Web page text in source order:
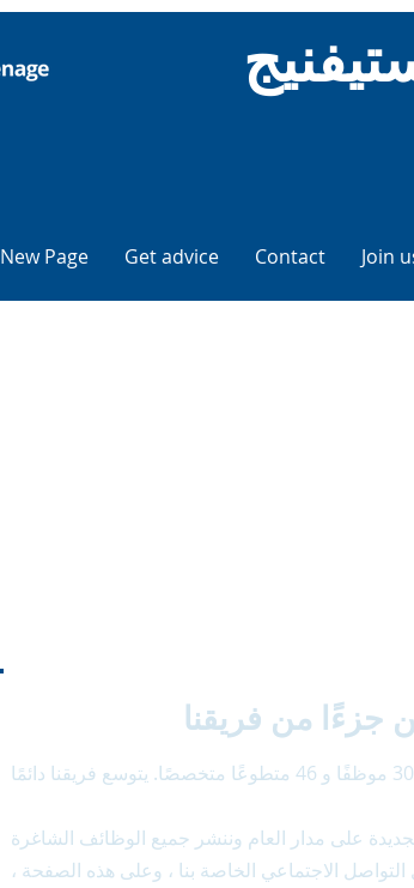
New Page Get advice Contact Join
جزءًا من فريقنا
على مدار العام وننشر جميع الوظائف الشاغرة
الاجتماعي الخاصة بنا ، وعلى هذه الصفحة ،